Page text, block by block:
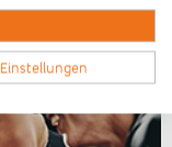
Einstellungen